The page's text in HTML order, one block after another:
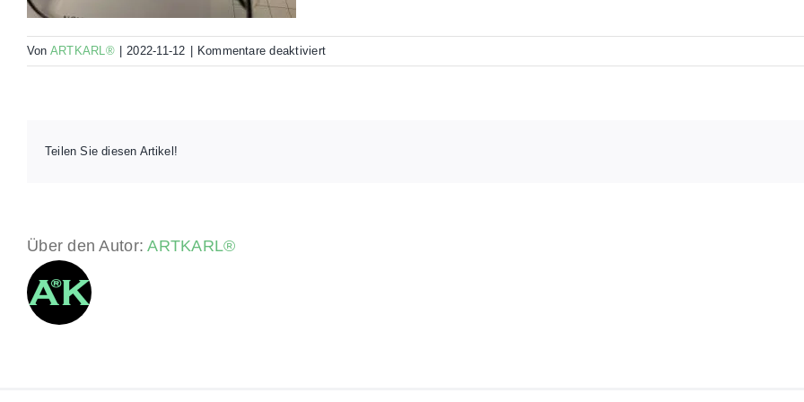
Von ARTKARL® 2022-11-12 Kommentare deaktiviertfür
TIME-
Teilen Sie diesen Artikel!
Über den Autor:ARTKARL®